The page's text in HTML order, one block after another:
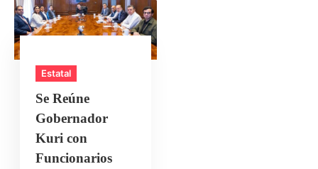
Estatal
Se Reúne
Gobernador
Kuri con
Funcionarios